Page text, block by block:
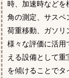
時、加速時など
角の測定、サスペ
荷重移動、ガソリ
様々な評価に活用
える設備として
を傾けることで